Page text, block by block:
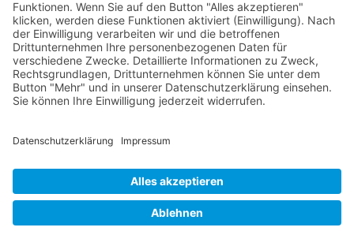
Schmalspur
Service
Kontakt
AGB